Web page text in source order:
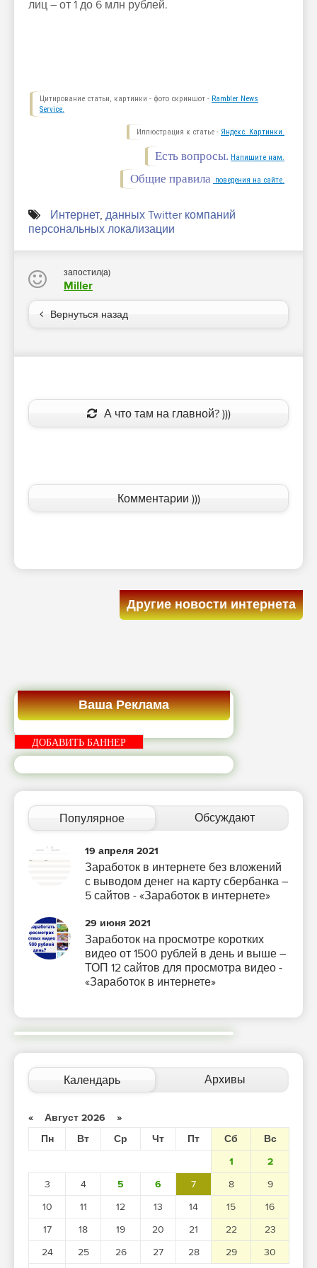
лиц – от 1 до 6 млн рублей.
Цитирование статьи, картинки - фото скриншот - Rambler News
Service.
Иллюстрация к статье - Яндекс. Картинки.
Есть вопросы. Напишите нам.
Общие правила поведения на сайте.
Интернет, данных Twitter компаний
персональных локализации
запостил(а)
Miller
Вернуться назад
А что там на главной? )))
Комментарии )))
Другие новости интернета
Ваша Реклама
ДОБАВИТЬ БАННЕР
Популярное Обсуждают
19 апреля 2021
Заработок в интернете без вложений
с выводом денег на карту сбербанка –
5 сайтов - «Заработок в интернете»
29 июня 2021
Заработок на просмотре коротких
видео от 1500 рублей в день и выше –
ТОП 12 сайтов для просмотра видео -
«Заработок в интернете»
Календарь Архивы
« Август 2026 »
Пн
Вт Ср Чт Пт Сб
Вс
1
2
3
4 5 6 7 8
9
10
11 12 13 14 15
16
17
18 19 20 21 22
23
24
25 26 27 28 29
30